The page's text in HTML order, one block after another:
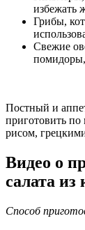
избежать
Грибы,
Свежие
помидоры,
Постный и
приготовить
рисом,
Видео о
салата из
Способ